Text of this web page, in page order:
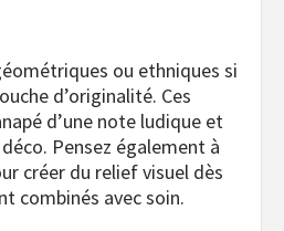
ou ethniques si
d’originalité. Ces
d’une note ludique et
Pensez également à
créer du relief visuel dès
combinés avec soin.